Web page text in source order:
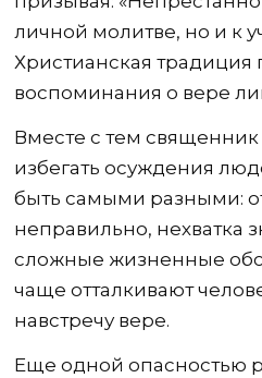
личной молитве, но и к
Христианская традиция
воспоминания о вере
Вместе с тем
избегать осуждения
быть самыми разными:
неправильно, нехватка
сложные жизненные
чаще отталкивают
навстречу вере.
Еще одной опасностью